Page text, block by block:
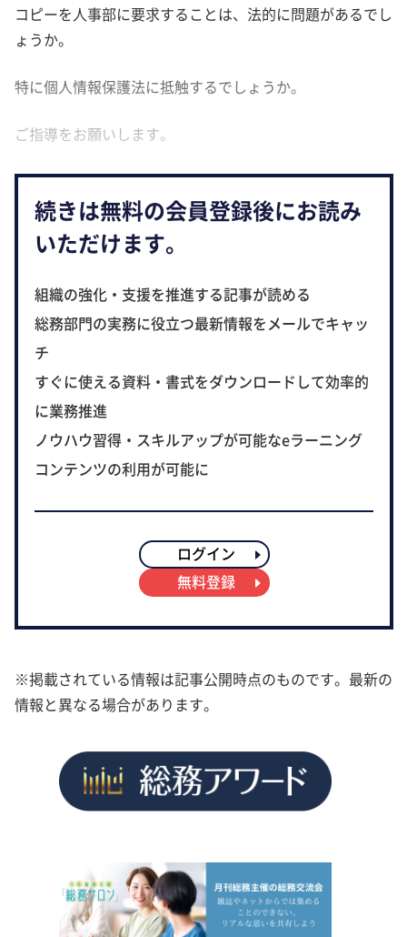
コピーを人事部に要求することは、法的に問題があるでし
ょうか。
特に個人情報保護法に抵触するでしょうか。
ご指導をお願いします。
続きは無料の会員登録後にお読み
いただけます。
組織の強化・支援を推進する記事が読める
総務部門の実務に役立つ最新情報をメールでキャッ
チ
すぐに使える資料・書式をダウンロードして効率的
に業務推進
ノウハウ習得・スキルアップが可能なeラーニング
コンテンツの利用が可能に
ログイン
無料登録
※掲載されている情報は記事公開時点のものです。最新の
情報と異なる場合があります。